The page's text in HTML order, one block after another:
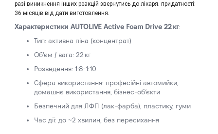
разі виникнення інших рeакцій звернутись до лікаря. придатності:
36 місяців від дати виготовлення.
Характеристики AUTOLIVE Active Foam Drive 22 кг:
Тип: активна піна (концентрат)
Об'єм / вага: 22 кг
Розведення: 1:8‑1:10
Сфера використання: професійні автомийки,
домашнє використання, бізнес‑об’єкти
Безпечний для ЛФП (лак‑фарба), пластику, гуми
Час дії: до ~2 хвилин, без пересихання